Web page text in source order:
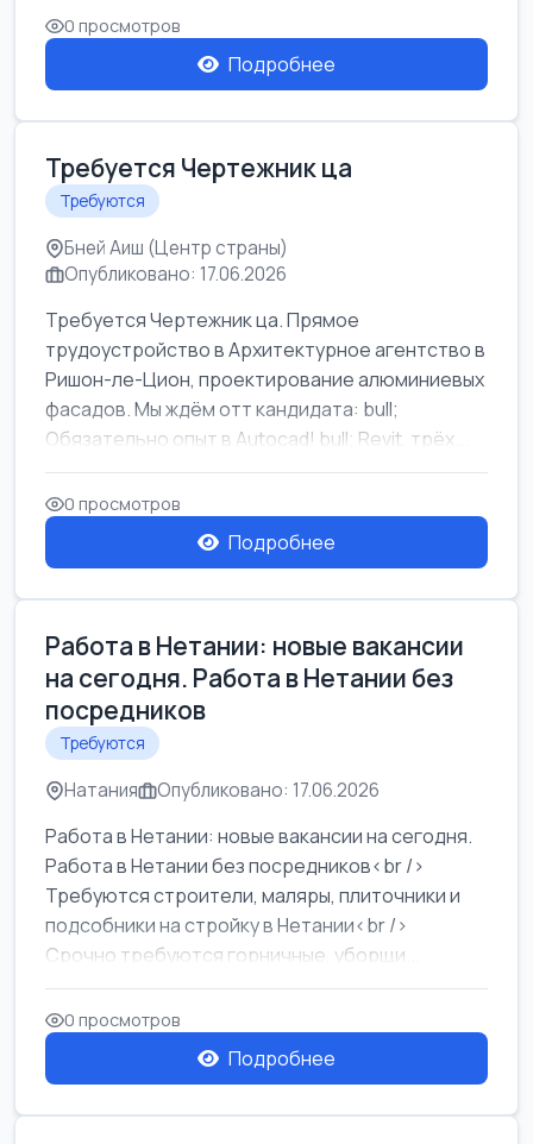
0 просмотров
Подробнее
Требуется Чертежник ца
Требуются
Бней Аиш (Центр страны)
Опубликовано: 17.06.2026
Требуется Чертежник ца. Прямое
трудоустройство в Архитектурное агентство в
Ришон-ле-Цион, проектирование алюминиевых
фасадов. Мы ждём отт кандидата: bull;
Обязательно опыт в Autocad! bull; Revit, трёх...
0 просмотров
Подробнее
Работа в Нетании: новые вакансии
на сегодня. Работа в Нетании без
посредников
Требуются
Натания Опубликовано: 17.06.2026
Работа в Нетании: новые вакансии на сегодня.
Работа в Нетании без посредников<br />
Требуются строители, маляры, плиточники и
подсобники на стройку в Нетании<br />
Срочно требуются горничные, уборщи...
0 просмотров
Подробнее